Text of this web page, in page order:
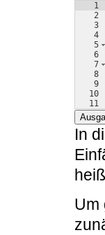
1
2
3
4
5
6
7
8
9
10
11
In
Um